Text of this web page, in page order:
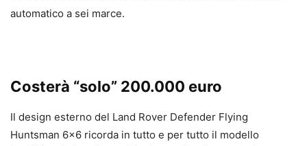
automatico a sei marce.
Costerà “solo” 200.000 euro
Il design esterno del Land Rover Defender Flying
Huntsman 6×6 ricorda in tutto e per tutto il modello